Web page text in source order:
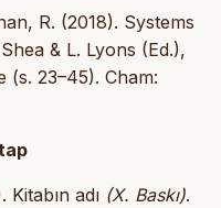
R. (2018). Systems
& L. Lyons (Ed.),
(s. 23–45). Cham:
Kitabın adı (X. Baskı).